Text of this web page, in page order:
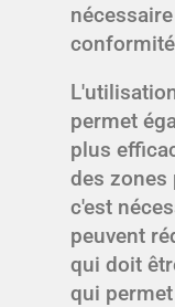
permet
plus
des zones
c'est
peuvent
qui doit
qui